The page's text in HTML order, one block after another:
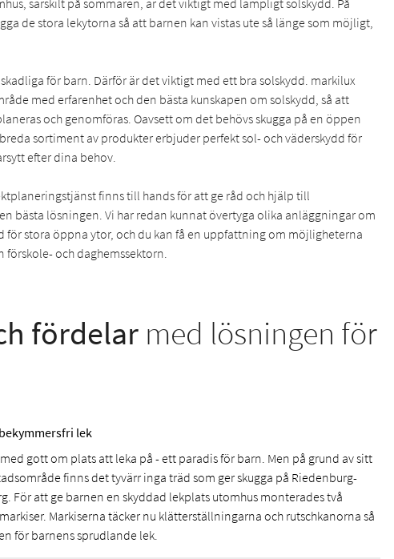
särskilt på sommaren, är det viktigt med lämpligt solskydd. På
de stora lekytorna så att barnen kan vistas ute så länge som möjligt,
för barn. Därför är det viktigt med ett bra solskydd. markilux
med erfarenhet och den bästa kunskapen om solskydd, så att
och genomföras. Oavsett om det behövs skugga på en öppen
sortiment av produkter erbjuder perfekt sol- och väderskydd för
efter dina behov.
finns till hands för att ge råd och hjälp till
bästa lösningen. Vi har redan kunnat övertyga olika anläggningar om
för stora öppna ytor, och du kan få en uppfattning om möjligheterna
förskole- och daghemssektorn.
fördelar med lösningen för
lek
gott om plats att leka på - ett paradis för barn. Men på grund av sitt
finns det tyvärr inga träd som ger skugga på Riedenburg-
För att ge barnen en skyddad lekplats utomhus monterades två
Markiserna täcker nu klätterställningarna och rutschkanorna så
för barnens sprudlande lek.